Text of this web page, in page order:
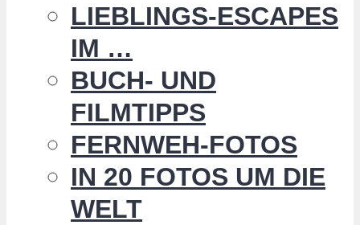
LIEBLINGS-ESCAPES
IM …
BUCH- UND
FILMTIPPS
FERNWEH-FOTOS
IN 20 FOTOS UM DIE
WELT